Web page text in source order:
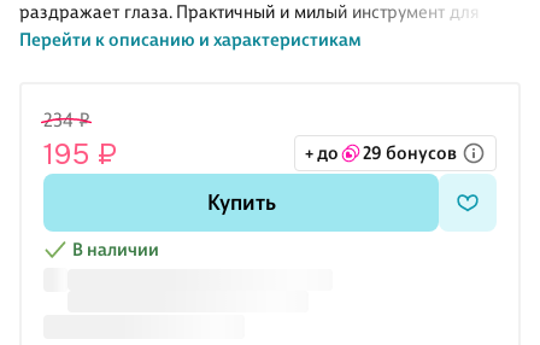
раздражает глаза. Практичный и милый инструмент для
всех, кто любит организовывать информацию.
продумана каждая мелкая деталь.
Перейти к описанию и характеристикам
234 ₽
195 ₽ + до 29 бонусов
Купить
В наличии